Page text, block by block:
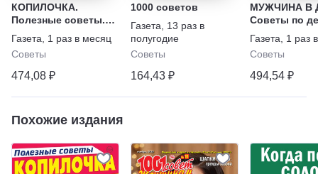
КОПИЛОЧКА.
Полезные советы.
Домашний уют,
хозяйство, семья
Газета
1 раз в месяц
Советы
474,08 ₽
1000 советов
Газета
13 раз в
полугодие
Советы
164,43 ₽
МУЖЧИНА В
Советы по
Хозяйство
Газета
1 раз
Советы
494,54 ₽
Похожие издания